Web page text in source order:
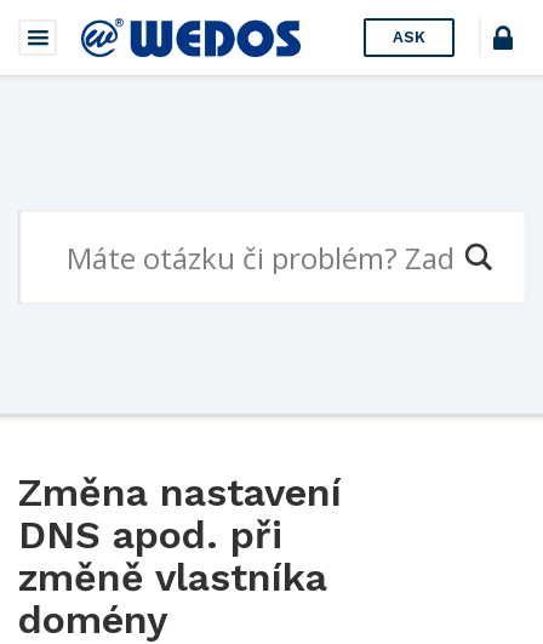
ASK
Změna nastavení
DNS apod. při
změně vlastníka
domény